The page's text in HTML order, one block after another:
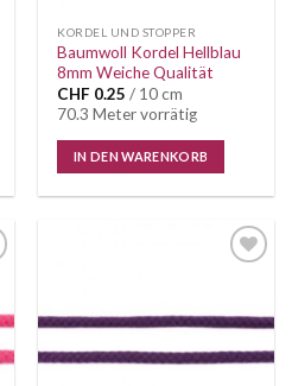
KORDEL UND STOPPER
Baumwoll Kordel Hellblau
8mm Weiche Qualität
CHF 0.25 / 10 cm
70.3 Meter vorrätig
IN DEN WARENKORB